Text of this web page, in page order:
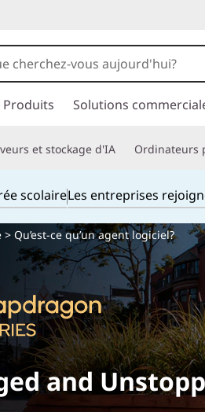
Produits Solutions
et stockage d'IA Ordinateurs
scolaireLes entreprises
> Qu’est-ce qu’un agent logiciel?
and